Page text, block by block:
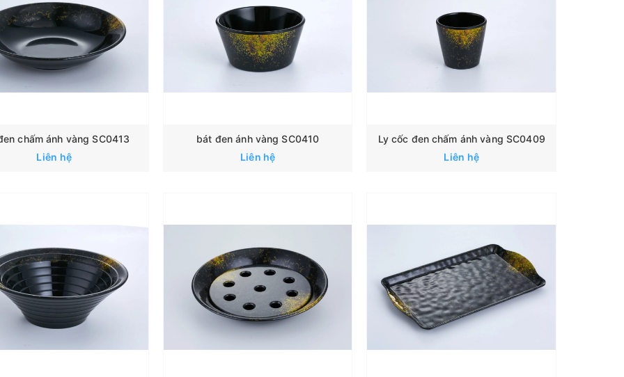
chấm ánh vàng SC0413
Liên hệ
bát đen ánh vàng SC0410
Liên hệ
Ly cốc đen chấm ánh vàng SC0409
Liên hệ